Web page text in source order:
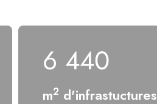
35 000
m2 d'infrastuctures